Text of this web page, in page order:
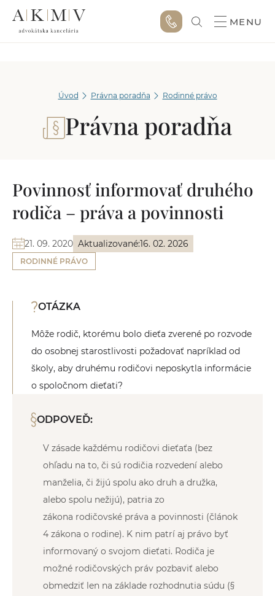
MENU
Úvod Právna poradňa Rodinné právo
Právna poradňa
Povinnosť informovať druhého
rodiča – práva a povinnosti
21. 09. 2020 Aktualizované:16. 02. 2026
RODINNÉ PRÁVO
OTÁZKA
Môže rodič, ktorému bolo dieťa zverené po rozvode
do osobnej starostlivosti požadovať napríklad od
školy, aby druhému rodičovi neposkytla informácie
o spoločnom dieťati?
ODPOVEĎ:
V zásade každému rodičovi dieťaťa (bez
ohľadu na to, či sú rodičia rozvedení alebo
manželia, či žijú spolu ako druh a družka,
alebo spolu nežijú), patria zo
zákona rodičovské práva a povinnosti (článok
4 zákona o rodine). K nim patrí aj právo byť
informovaný o svojom dieťati. Rodiča je
možné rodičovských práv pozbaviť alebo
obmedziť len na základe rozhodnutia súdu (§